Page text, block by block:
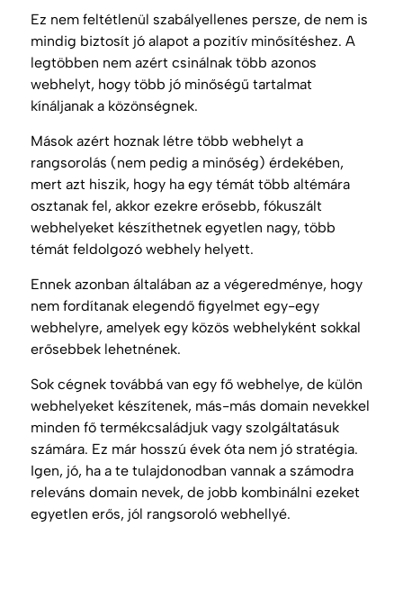
Ez nem feltétlenül szabályellenes persze, de nem is
mindig biztosít jó alapot a pozitív minősítéshez. A
legtöbben nem azért csinálnak több azonos
webhelyt, hogy több jó minőségű tartalmat
kínáljanak a közönségnek.
Mások azért hoznak létre több webhelyt a
rangsorolás (nem pedig a minőség) érdekében,
mert azt hiszik, hogy ha egy témát több altémára
osztanak fel, akkor ezekre erősebb, fókuszált
webhelyeket készíthetnek egyetlen nagy, több
témát feldolgozó webhely helyett.
Ennek azonban általában az a végeredménye, hogy
nem fordítanak elegendő figyelmet egy-egy
webhelyre, amelyek egy közös webhelyként sokkal
erősebbek lehetnének.
Sok cégnek továbbá van egy fő webhelye, de külön
webhelyeket készítenek, más-másdomain nevekkel
minden fő termékcsaládjuk vagy szolgáltatásuk
számára. Ez már hosszú évek óta nem jó stratégia.
Igen, jó, ha a te tulajdonodban vannak a számodra
relevánsdomain nevek, de jobb kombinálni ezeket
egyetlen erős, jól rangsoroló webhellyé.